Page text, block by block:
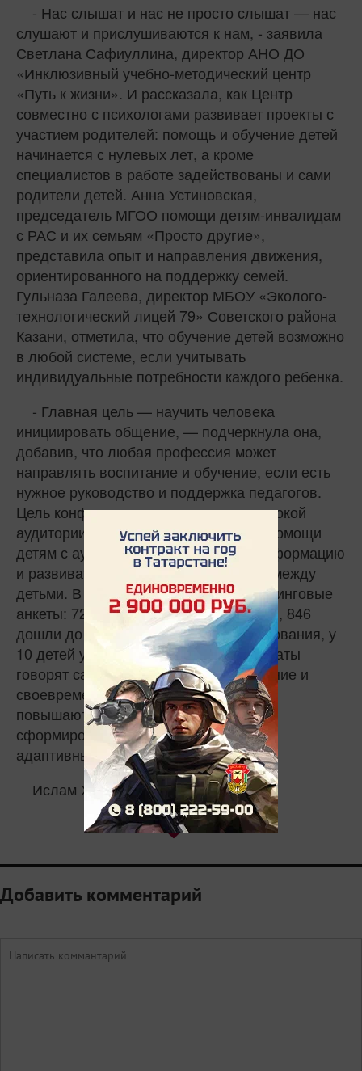
- Нас слышат и нас не просто слышат — нас
слушают и прислушиваются к нам, - заявила
Светлана Сафиуллина, директор АНО ДО
«Инклюзивный учебно-методический центр
«Путь к жизни». И рассказала, как Центр
совместно с психологами развивает проекты с
участием родителей: помощь и обучение детей
начинается с нулевых лет, а кроме
специалистов в работе задействованы и сами
родители детей. Анна Устиновская,
председатель МГОО помощи детям-инвалидам
с РАС и их семьям «Просто другие»,
представила опыт и направления движения,
ориентированного на поддержку семей.
Гульназа Галеева, директор МБОУ «Эколого-
технологический лицей 79» Советского района
Казани, отметила, что обучение детей возможно
в любой системе, если учитывать
индивидуальные потребности каждого ребенка.
- Главная цель — научить человека
инициировать общение, — подчеркнула она,
добавив, что любая профессия может
направлять воспитание и обучение, если есть
нужное руководство и поддержка педагогов.
Цель конференции — донести до широкой
аудитории важность своевременной помощи
детям с аутизмом, распространить информацию
и развивать толерантные отношения между
детьми. В Татарстане внедрены скрининговые
анкеты: 72 456 детей прошли скрининг, 846
дошли до этапа дальнейшего обследования, у
10 детей установлен диагноз. Результаты
говорят сами за себя: раннее выявление и
своевременная помощь существенно
повышают шансы к школьным годам
сформировать необходимые навыки и
адаптивные способности.
Ислам Хисамов
Добавить комментарий